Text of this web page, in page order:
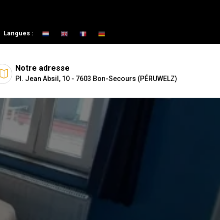
Langues :
Notre adresse
Pl. Jean Absil, 10 - 7603 Bon-Secours (PÉRUWELZ)